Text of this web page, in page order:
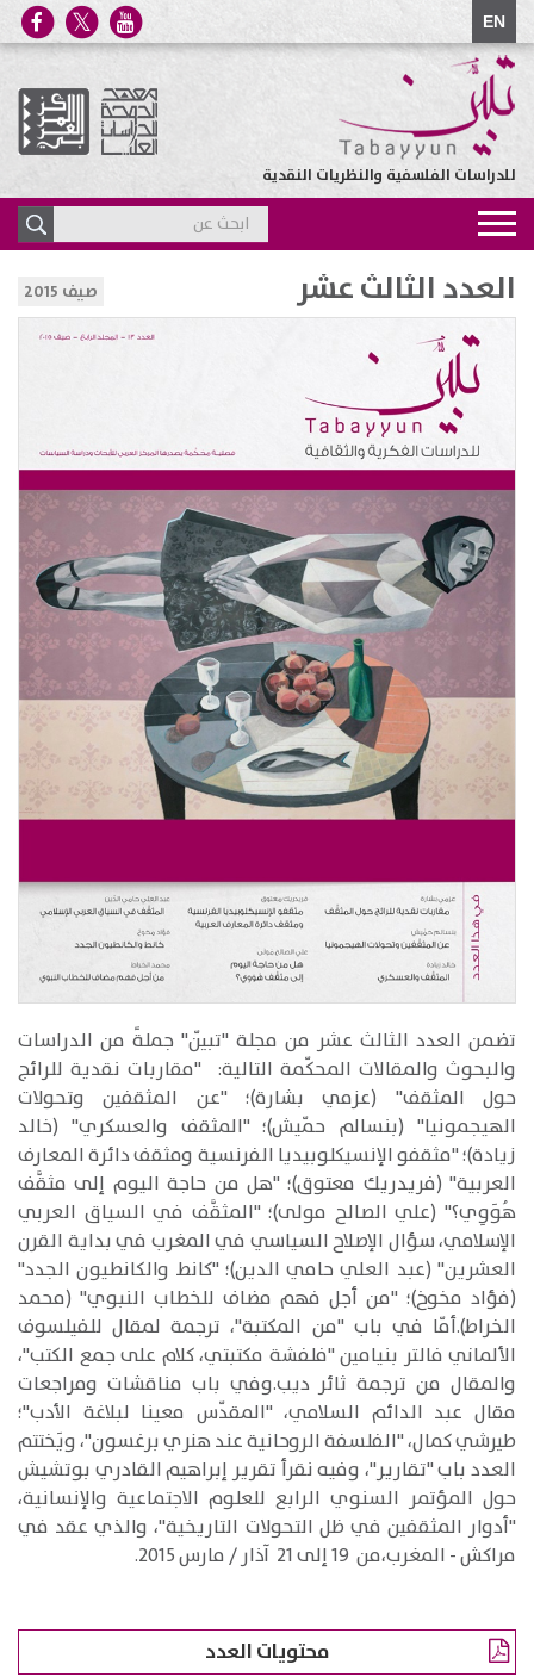
EN
للدراسات الفلسفية والنظريات النقدية
Toggle
navigation
العدد الثالث عشر صيف 2015
تضمن العدد الثالث عشر من مجلة "تبيّن" جملةً من الدراسات
والبحوث والمقالات المحكّمة التالية: "مقاربات نقدية للرائج
حول المثقف" (عزمي بشارة)؛ "عن المثقفين وتحولات
الهيجمونيا" (بنسالم حمّيش)؛ "المثقف والعسكري" (خالد
زيادة)؛ "مثقفو الإنسيكلوبيديا الفرنسية ومثقف دائرة المعارف
العربية" (فريدريك معتوق)؛ "هل من حاجة اليوم إلى مثقَّف
هُوَوِي؟" (علي الصالح مولى)؛ "المثقَّف في السياق العربي
الإسلامي، سؤال الإصلاح السياسي في المغرب في بداية القرن
العشرين" (عبد العلي حامي الدين)؛ "كانط والكانطيون الجدد"
(فؤاد مخوخ)؛ "من أجل فهم مضاف للخطاب النبوي" (محمد
الخراط).أمّا في باب "من المكتبة"، ترجمة لمقال للفيلسوف
الألماني فالتر بنيامين "فلفشة مكتبتي، كلام على جمع الكتب"،
والمقال من ترجمة ثائر ديب.وفي باب مناقشات ومراجعات
مقال عبد الدائم السلامي، "المقدّس معينا لبلاغة الأدب"؛
طيرشي كمال، "الفلسفة الروحانية عند هنري برغسون"، ويَختتم
العدد باب "تقارير"، وفيه نقرأ تقرير إبراهيم القادري بوتشيش
حول المؤتمر السنوي الرابع للعلوم الاجتماعية والإنسانية،
"أدوار المثقفين في ظل التحولات التاريخية"، والذي عقد في
مراكش - المغرب،من 19 إلى 21 آذار / مارس 2015.
محتويات العدد